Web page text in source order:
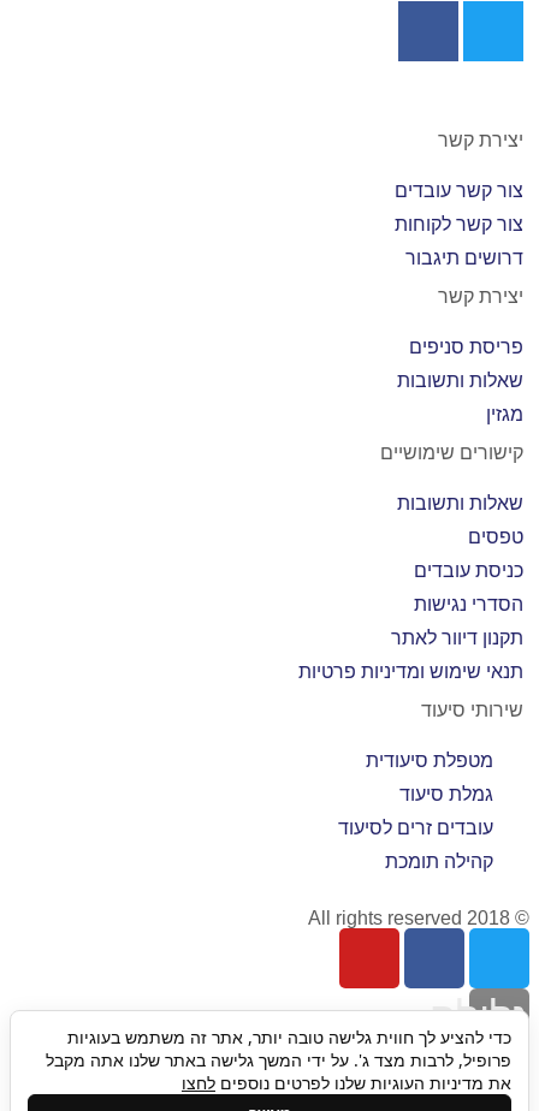
יצירת קשר
צור קשר עובדים
צור קשר לקוחות
דרושים תיגבור
יצירת קשר
פריסת סניפים
שאלות ותשובות
מגזין
קישורים שימושיים
שאלות ותשובות
טפסים
כניסת עובדים
הסדרי נגישות
תקנון דיוור לאתר
תנאי שימוש ומדיניות פרטיות
שירותי סיעוד
מטפלת סיעודית
גמלת סיעוד
עובדים זרים לסיעוד
קהילה תומכת
© 2018 All rights reserved
גלילה
לראש
כדי להציע לך חווית גלישה טובה יותר, אתר זה משתמש בעוגיות
פרופיל, לרבות מצד ג'. על ידי המשך גלישה באתר שלנו אתה מקבל
את מדיניות העוגיות שלנו לפרטים נוספים לחצו